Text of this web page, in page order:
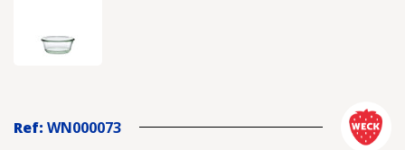
Ref: WN000073